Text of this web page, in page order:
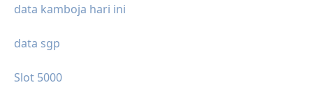
data kamboja hari ini
data sgp
Slot 5000